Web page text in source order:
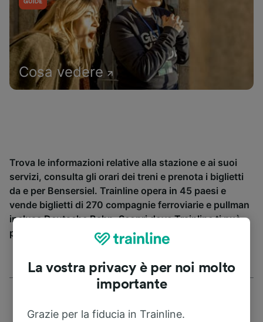
Cosa vedere
Trova le informazioni relative alla stazione e ai suoi
servizi, consulta gli orari dei treni e prenota i biglietti
da e per Bensersiel. Trainline opera in 45 paesi e
vende biglietti di 270 compagnie ferroviarie e pullman
inclusaDeutsche Bahn. Scopri dove Trainline ti può
portare da Bensersiel.
La vostra privacy è per noi molto
importante
Grazie per la fiducia in Trainline.